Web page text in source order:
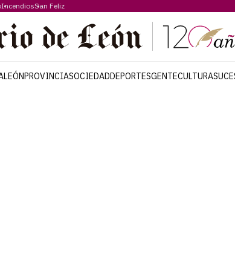
IncendiosSan Feliz
LEÓNPROVINCIASOCIEDADDEPORTESGENTECULTURA